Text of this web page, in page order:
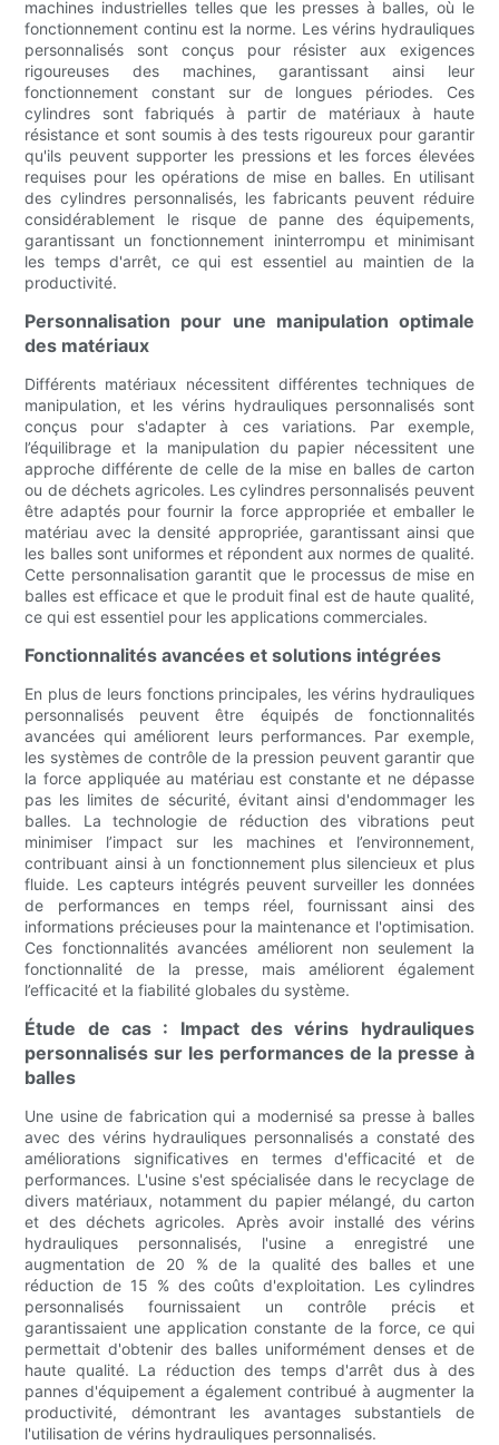
machines industrielles telles que les presses à balles, où le
fonctionnement continu est la norme. Les vérins hydrauliques
personnalisés sont conçus pour résister aux exigences
rigoureuses des machines, garantissant ainsi leur
fonctionnement constant sur de longues périodes. Ces
cylindres sont fabriqués à partir de matériaux à haute
résistance et sont soumis à des tests rigoureux pour garantir
qu'ils peuvent supporter les pressions et les forces élevées
requises pour les opérations de mise en balles. En utilisant
des cylindres personnalisés, les fabricants peuvent réduire
considérablement le risque de panne des équipements,
garantissant un fonctionnement ininterrompu et minimisant
les temps d'arrêt, ce qui est essentiel au maintien de la
productivité.
Personnalisation pour une manipulation optimale
des matériaux
Différents matériaux nécessitent différentes techniques de
manipulation, et les vérins hydrauliques personnalisés sont
conçus pour s'adapter à ces variations. Par exemple,
l’équilibrage et la manipulation du papier nécessitent une
approche différente de celle de la mise en balles de carton
ou de déchets agricoles. Les cylindres personnalisés peuvent
être adaptés pour fournir la force appropriée et emballer le
matériau avec la densité appropriée, garantissant ainsi que
les balles sont uniformes et répondent aux normes de qualité.
Cette personnalisation garantit que le processus de mise en
balles est efficace et que le produit final est de haute qualité,
ce qui est essentiel pour les applications commerciales.
Fonctionnalités avancées et solutions intégrées
En plus de leurs fonctions principales, les vérins hydrauliques
personnalisés peuvent être équipés de fonctionnalités
avancées qui améliorent leurs performances. Par exemple,
les systèmes de contrôle de la pression peuvent garantir que
la force appliquée au matériau est constante et ne dépasse
pas les limites de sécurité, évitant ainsi d'endommager les
balles. La technologie de réduction des vibrations peut
minimiser l’impact sur les machines et l’environnement,
contribuant ainsi à un fonctionnement plus silencieux et plus
fluide. Les capteurs intégrés peuvent surveiller les données
de performances en temps réel, fournissant ainsi des
informations précieuses pour la maintenance et l'optimisation.
Ces fonctionnalités avancées améliorent non seulement la
fonctionnalité de la presse, mais améliorent également
l’efficacité et la fiabilité globales du système.
Étude de cas : Impact des vérins hydrauliques
personnalisés sur les performances de la presse à
balles
Une usine de fabrication qui a modernisé sa presse à balles
avec des vérins hydrauliques personnalisés a constaté des
améliorations significatives en termes d'efficacité et de
performances. L'usine s'est spécialisée dans le recyclage de
divers matériaux, notamment du papier mélangé, du carton
et des déchets agricoles. Après avoir installé des vérins
hydrauliques personnalisés, l'usine a enregistré une
augmentation de 20 % de la qualité des balles et une
réduction de 15 % des coûts d'exploitation. Les cylindres
personnalisés fournissaient un contrôle précis et
garantissaient une application constante de la force, ce qui
permettait d'obtenir des balles uniformément denses et de
haute qualité. La réduction des temps d'arrêt dus à des
pannes d'équipement a également contribué à augmenter la
productivité, démontrant les avantages substantiels de
l'utilisation de vérins hydrauliques personnalisés.